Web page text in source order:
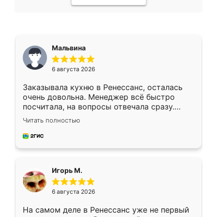
Мальвина
6 августа 2026
Заказывала кухню в Ренессанс, осталась
очень довольна. Менеджер всё быстро
посчитала, на вопросы отвечала сразу.
Замерщик приехал в субботу, подошёл к
делу со всей ответственностью. Собрали
за день, ребята работали аккуратно, даже
Читать полностью
Игорь М.
6 августа 2026
На самом деле в Ренессанс уже не первый